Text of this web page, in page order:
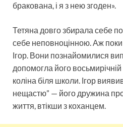
бракована, і я з нею згоден».
Тетяна довго збирала себе
себе неповноцінною. Аж поки
Ігор. Вони познайомилися
допомогла його
коліна біля школи. Ігор
нещастю” — його дружина
життя, втікши з коханцем.